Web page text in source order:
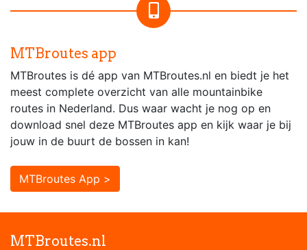
MTBroutes app
MTBroutes is dé app van MTBroutes.nl en biedt je het
meest complete overzicht van alle mountainbike
routes in Nederland. Dus waar wacht je nog op en
download snel deze MTBroutes app en kijk waar je bij
jouw in de buurt de bossen in kan!
MTBroutes App >
MTBroutes.nl